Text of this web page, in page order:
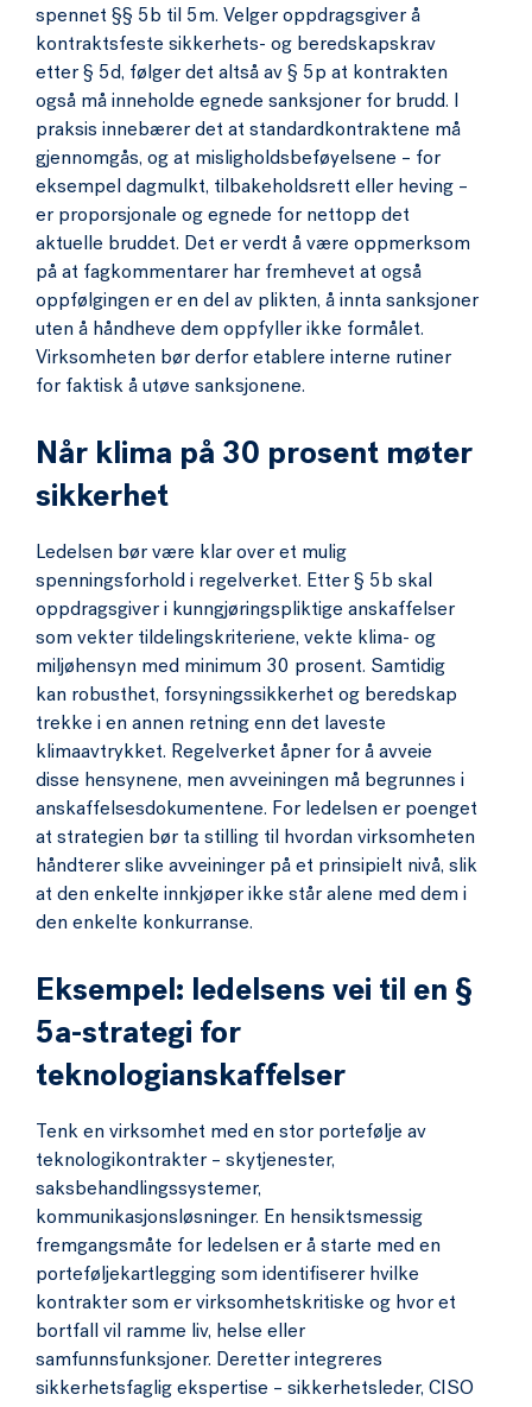
spennet §§ 5b til 5m. Velger oppdragsgiver å
kontraktsfeste sikkerhets- og beredskapskrav
etter § 5d, følger det altså av § 5p at kontrakten
også må inneholde egnede sanksjoner for brudd. I
praksis innebærer det at standardkontraktene må
gjennomgås, og at misligholdsbeføyelsene – for
eksempel dagmulkt, tilbakeholdsrett eller heving –
er proporsjonale og egnede for nettopp det
aktuelle bruddet. Det er verdt å være oppmerksom
på at fagkommentarer har fremhevet at også
oppfølgingen er en del av plikten, å innta sanksjoner
uten å håndheve dem oppfyller ikke formålet.
Virksomheten bør derfor etablere interne rutiner
for faktisk å utøve sanksjonene.
Når klima på 30 prosent møter
sikkerhet
Ledelsen bør være klar over et mulig
spenningsforhold i regelverket. Etter § 5b skal
oppdragsgiver i kunngjøringspliktige anskaffelser
som vekter tildelingskriteriene, vekte klima- og
miljøhensyn med minimum 30 prosent. Samtidig
kan robusthet, forsyningssikkerhet og beredskap
trekke i en annen retning enn det laveste
klimaavtrykket. Regelverket åpner for å avveie
disse hensynene, men avveiningen må begrunnes i
anskaffelsesdokumentene. For ledelsen er poenget
at strategien bør ta stilling til hvordan virksomheten
håndterer slike avveininger på et prinsipielt nivå, slik
at den enkelte innkjøper ikke står alene med dem i
den enkelte konkurranse.
Eksempel: ledelsens vei til en §
5a-strategi for
teknologianskaffelser
Tenk en virksomhet med en stor portefølje av
teknologikontrakter – skytjenester,
saksbehandlingssystemer,
kommunikasjonsløsninger. En hensiktsmessig
fremgangsmåte for ledelsen er å starte med en
porteføljekartlegging som identifiserer hvilke
kontrakter som er virksomhetskritiske og hvor et
bortfall vil ramme liv, helse eller
samfunnsfunksjoner. Deretter integreres
sikkerhetsfaglig ekspertise – sikkerhetsleder, CISO